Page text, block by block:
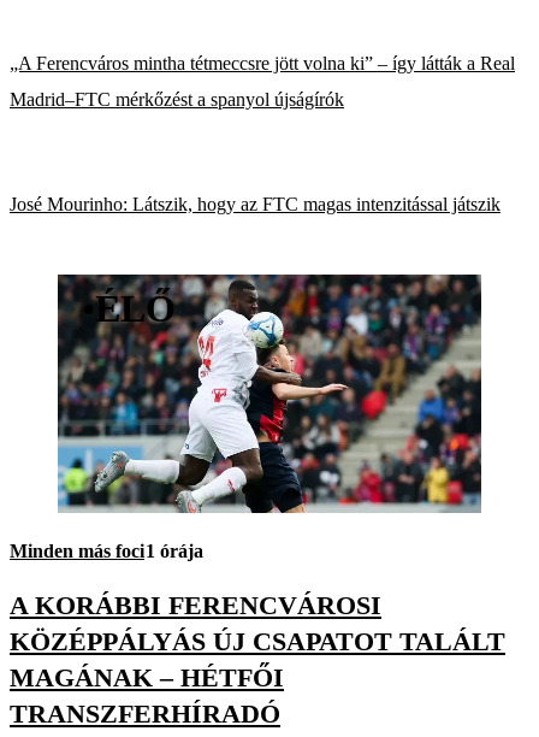
„A Ferencváros mintha tétmeccsre jött volna ki” – így látták a Real
Madrid–FTC mérkőzést a spanyol újságírók
José Mourinho: Látszik, hogy az FTC magas intenzitással játszik
•ÉLŐ
Minden más foci1 órája
A KORÁBBI FERENCVÁROSI
KÖZÉPPÁLYÁS ÚJ CSAPATOT TALÁLT
MAGÁNAK – HÉTFŐI
TRANSZFERHÍRADÓ